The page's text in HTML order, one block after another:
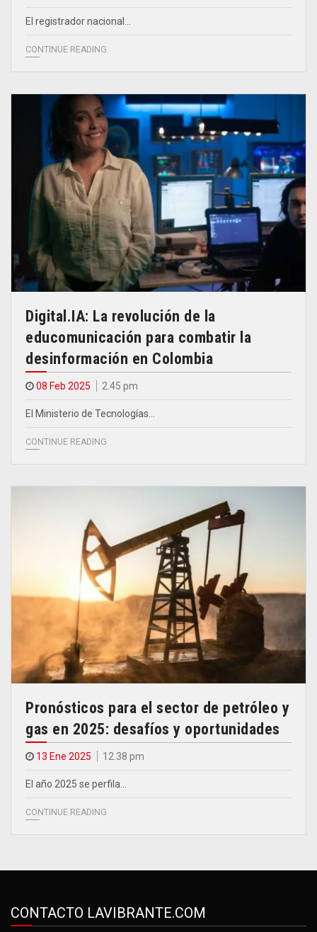
El registrador nacional…
CONTINUE READING
Digital.IA: La revolución de la
educomunicación para combatir la
desinformación en Colombia
08 Feb 2025 2.45 pm
El Ministerio de Tecnologías…
CONTINUE READING
Pronósticos para el sector de petróleo y
gas en 2025: desafíos y oportunidades
13 Ene 2025 12.38 pm
El año 2025 se perfila…
CONTINUE READING
CONTACTO LAVIBRANTE.COM